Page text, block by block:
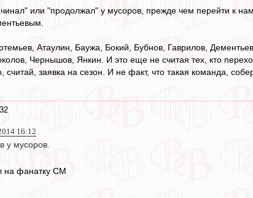
или "продолжал" у мусоров, прежде чем перейти к
Атаулин, Баужа, Бокий, Бубнов, Гаврилов,
Чернышов, Янкин. И это еще не считая тех, кто
считай, заявка на сезон. И не факт, что такая команда,
16:12
у мусоров.
на фанатку СМ